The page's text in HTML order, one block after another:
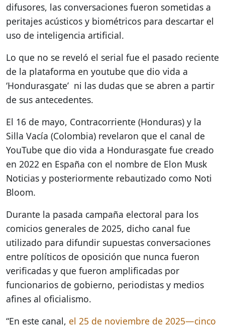
difusores, las conversaciones fueron sometidas a
peritajes acústicos y biométricos para descartar el
uso de inteligencia artificial.
Lo que no se reveló el serial fue el pasado reciente
de la plataforma en youtube que dio vida a
‘Hondurasgate’ ni las dudas que se abren a partir
de sus antecedentes.
El 16 de mayo, Contracorriente (Honduras) y la
Silla Vacía (Colombia) revelaron que el canal de
YouTube que dio vida a Hondurasgate fue creado
en 2022 en España con el nombre de Elon Musk
Noticias y posteriormente rebautizado como Noti
Bloom.
Durante la pasada campaña electoral para los
comicios generales de 2025, dicho canal fue
utilizado para difundir supuestas conversaciones
entre políticos de oposición que nunca fueron
verificadas y que fueron amplificadas por
funcionarios de gobierno, periodistas y medios
afines al oficialismo.
“En este canal, el 25 de noviembre de 2025—cinco